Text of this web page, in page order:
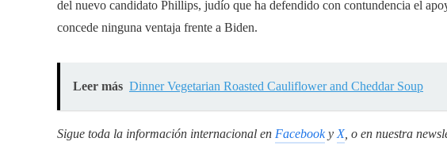
del nuevo candidato Phillips, judío que ha defendido con contundencia el
concede ninguna ventaja frente a Biden.
Leer más Dinner Vegetarian Roasted Cauliflower and Cheddar Soup
Sigue toda la información internacional en Facebooky X, o en nuestra